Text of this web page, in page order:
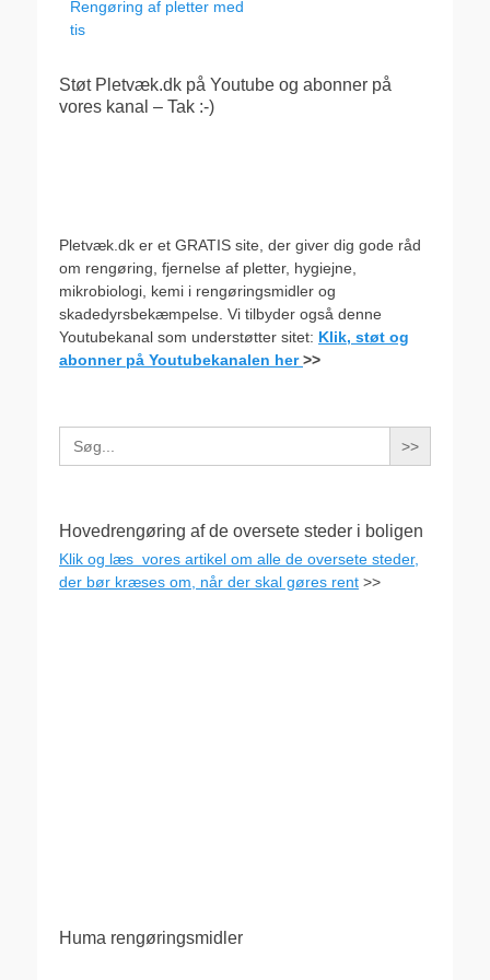
indlæg:
Rengøring af pletter med
tis
Støt Pletvæk.dk på Youtube og abonner på
vores kanal – Tak :-)
Pletvæk.dk er et GRATIS site, der giver dig gode råd
om rengøring, fjernelse af pletter, hygiejne,
mikrobiologi, kemi i rengøringsmidler og
skadedyrsbekæmpelse. Vi tilbyder også denne
Youtubekanal som understøtter sitet: Klik, støt og
abonner på Youtubekanalen her>>
Search
for:
Hovedrengøring af de oversete steder i boligen
Klik og læs vores artikel om alle de oversete steder,
der bør kræses om, når der skal gøres rent >>
Huma rengøringsmidler